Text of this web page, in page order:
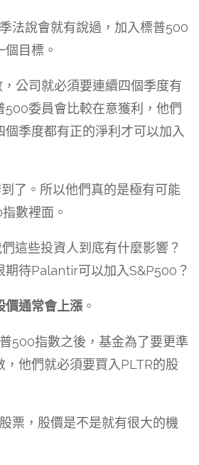
法說會就有說過，加入標普500
目標。
公司就必須要連續四個季度有
500委員會比較在意獲利，他們
個季度都有正的淨利才可以加入
了。所以他們真的是極有可能
數裡面。
這些投資人到底有什麼影響？
期待Palantir可以加入S&P500？
價通常會上漲。
500指數之後，基金為了要更準
，他們就必須要買入PLTR的股
票，股價是不是就有很大的機